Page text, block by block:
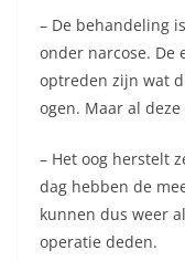
– De behandeling
onder narcose. De
optreden zijn wat
ogen. Maar al
– Het oog herstelt
dag hebben de
kunnen dus weer
operatie deden.